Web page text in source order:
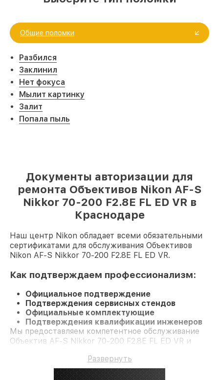
Общие поломки
Разбился
Заклинил
Нет фокуса
Мылит картинку
Залит
Попала пыль
Документы авторизации для
ремонта Объективов Nikon AF-S
Nikkor 70-200 F2.8E FL ED VR в
Краснодаре
Наш центр Nikon обладает всеми обязательными
сертификатами для обслуживания Объективов
Nikon AF-S Nikkor 70-200 F2.8E FL ED VR.
Как подтверждаем профессионализм:
Официальное подтверждение
Подтверждения сервисных стендов
Официальные комплектующие
Подтверждения квалификации инженеров
Мы предоставляем компетентное обслуживание
Объектив AF-S Nikkor 70-200 F2.8E FL ED VR и
Развернуть